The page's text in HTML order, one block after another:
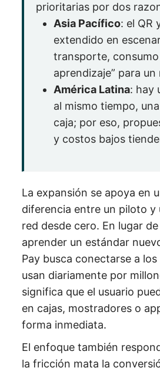
prioritarias por dos
Asia Pacífico: el QR
extendido en
transporte, consumo
aprendizaje” para
América Latina: hay
al mismo tiempo,
caja; por eso,
y costos bajos
La expansión se apoya en
diferencia entre un piloto y
red desde cero. En lugar
aprender un estándar
Pay busca conectarse a
usan diariamente por
significa que el usuario
en cajas, mostradores o
forma inmediata.
El enfoque también
la fricción mata la